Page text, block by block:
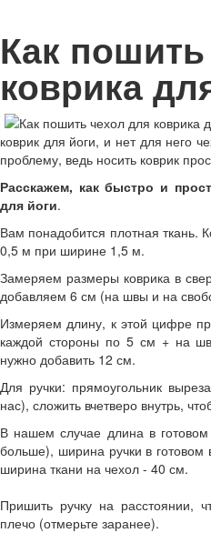
Как
коврика
коврик для йоги, и нет для него
проблему, ведь носить коврик
Расскажем, как быстро и
для йоги.
Вам понадобится плотная ткань.
0,5 м при ширине 1,5 м.
Замеряем размеры коврика в
добавляем 6 см (на швы и на
Измеряем длину, к этой цифре
каждой стороны по 5 см + на
нужно добавить 12 см.
Для ручки: прямоугольник
нас), сложить вчетверо внутрь,
В нашем случае длина в
больше), ширина ручки в
ширина ткани на чехол - 40 см.
Пришить ручку на расстоянии,
плечо (отмерьте заранее).